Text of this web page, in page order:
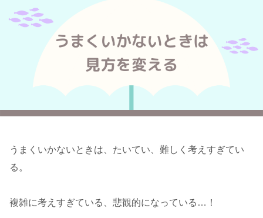
うまくいかないときは、たいてい、難しく考えすぎてい
る。
複雑に考えすぎている、悲観的になっている…！